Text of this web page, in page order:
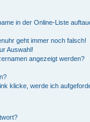
in der Online-Liste
geht immer noch falsch!
Auswahl!
angezeigt werden?
klicke, werde ich